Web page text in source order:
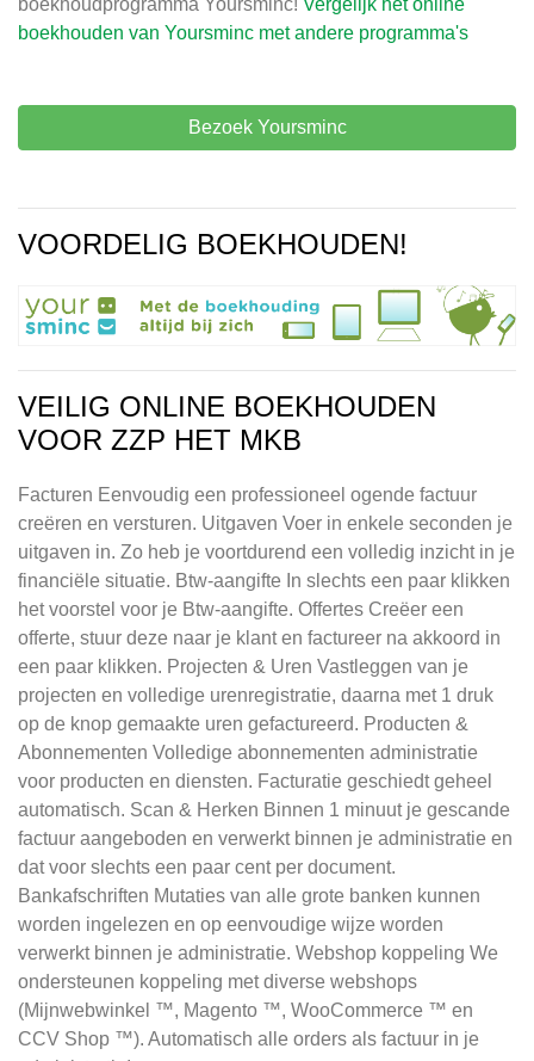
boekhouden van Yoursminc met andere programma's
Bezoek Yoursminc
VOORDELIG BOEKHOUDEN!
VEILIG ONLINE BOEKHOUDEN
VOOR ZZP HET MKB
Facturen Eenvoudig een professioneel ogende factuur
creëren en versturen. Uitgaven Voer in enkele seconden je
uitgaven in. Zo heb je voortdurend een volledig inzicht in je
financiële situatie. Btw-aangifte In slechts een paar klikken
het voorstel voor je Btw-aangifte. Offertes Creëer een
offerte, stuur deze naar je klant en factureer na akkoord in
een paar klikken. Projecten & Uren Vastleggen van je
projecten en volledige urenregistratie, daarna met 1 druk
op de knop gemaakte uren gefactureerd. Producten &
Abonnementen Volledige abonnementen administratie
voor producten en diensten. Facturatie geschiedt geheel
automatisch. Scan & Herken Binnen 1 minuut je gescande
factuur aangeboden en verwerkt binnen je administratie en
dat voor slechts een paar cent per document.
Bankafschriften Mutaties van alle grote banken kunnen
worden ingelezen en op eenvoudige wijze worden
verwerkt binnen je administratie. Webshop koppeling We
ondersteunen koppeling met diverse webshops
(Mijnwebwinkel ™, Magento ™, WooCommerce ™ en
CCV Shop ™). Automatisch alle orders als factuur in je